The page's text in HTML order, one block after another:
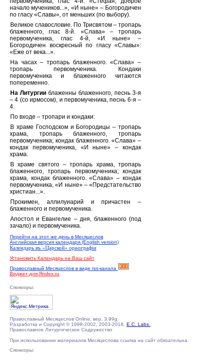
начало мучеников...», «И ныне» – Богородичен
по гласу «Славы», от меньших (по выбору).
Великое славословие. По Трисвятом – тропарь
блаженного, глас 8-й. «Слава» – тропарь
первомученика, глас 4-й, «И ныне» –
Богородичен воскресный по гласу «Славы»:
«Еже от века...».
На часах – тропарь блаженного. «Слава» –
тропарь первомученика. Кондаки
первомученика и блаженного читаются
попеременно.
На Литургии блаженны блаженного, песнь 3-я
– 4 (со ирмосом), и первомученика, песнь 6-я –
4.
По входе – тропари и кондаки:
В храме Господском и Богородицы – тропарь
храма, тропарь блаженного, тропарь
первомученика; кондак блаженного. «Слава» –
кондак первомученика, «И ныне» – кондак
храма.
В храме святого – тропарь храма, тропарь
блаженного, тропарь первомученика; кондак
храма, кондак блаженного. «Слава» – кондак
первомученика, «И ныне» – «Предстательство
христиан...».
Прокимен, аллилуиарий и причастен –
блаженного и первомученика.
Апостол и Евангелие – дня, блаженного (под
зачало) и первомученика.
Перейти на этот же день в Месяцеслов
Английская версия календаря (English version)
Календарь въ «Царской» орѳографiи
Установить Календарь на Ваш сайт
Православный Месяцеслов в виде rss-канала
Виджет для Яndex.ru
Спонсоры:
Православный Месяцеслов Online, вер. 3.99g.
Разработка и Copyright © 1998-2002, 2003-2018, E.C. Labs.
Православное Литургическое Содружество
При использовании материалов Месяцеслова ссылка на сайт обязательна.
Спонсоры: